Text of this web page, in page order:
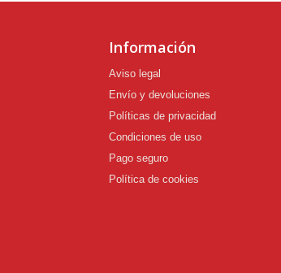
Información
Aviso legal
Envío y devoluciones
Políticas de privacidad
Condiciones de uso
Pago seguro
Política de cookies